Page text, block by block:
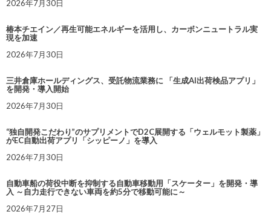
2026年7月30日
椿本チエイン／再生可能エネルギーを活用し、カーボンニュートラル実
現を加速
2026年7月30日
三井倉庫ホールディングス、受託物流業務に 「生成AI出荷検品アプリ」
を開発・導入開始
2026年7月30日
“独自開発こだわり”のサプリメントでD2C展開する「ウェルモット製薬」
がEC自動出荷アプリ「シッピーノ」を導入
2026年7月30日
自動車船の荷役中断を抑制する自動車移動用「スケーター」を開発・導
入 ～自力走行できない車両を約5分で移動可能に～
2026年7月27日